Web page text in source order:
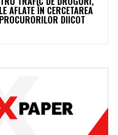
AFLATE ÎN CERCETAREA
DIICOT